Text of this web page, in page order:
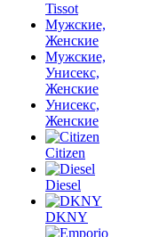
Tissot
Мужские,
Женские
Мужские,
Унисекс,
Женские
Унисекс,
Женские
Citizen
Diesel
DKNY